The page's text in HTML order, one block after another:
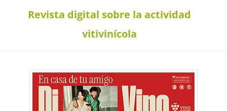
Revista digital sobre la actividad
vitivinícola